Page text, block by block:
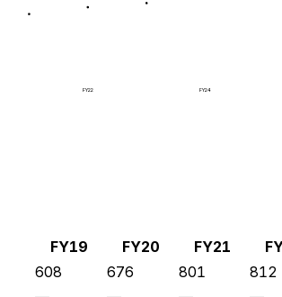
FY22 FY24
FY19 FY20 FY21
608 676 801 812